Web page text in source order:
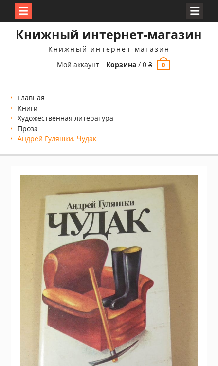
Книжный интернет-магазин
Книжный интернет-магазин
Мой аккаунт
Корзина /0₴ 0
Главная
Книги
Xудожественная литература
Проза
Андрей Гуляшки. Чудак